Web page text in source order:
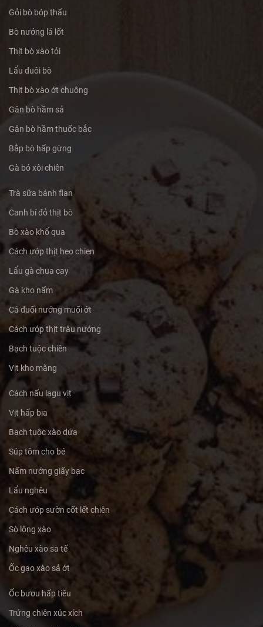
Gỏi bò bóp thấu
Bò nướng lá lốt
Thịt bò xào tỏi
Lẩu đuôi bò
Thịt bò xào ớt chuông
Gân bò hầm sả
Gân bò hầm thuốc bắc
Bắp bò hấp gừng
Gà bó xôi chiên
Trà sữa bánh flan
Canh bí đỏ thịt bò
Bò xào khổ qua
Cách ướp thịt heo chien
Lẩu gà chua cay
Gà kho nấm
Cá đuối nướng muối ớt
Cách ướp thịt trâu nướng
Bạch tuộc chiên
Vịt kho măng
Cách nấu lagu vịt
Vịt hấp bia
Bạch tuộc xào dứa
Súp tôm cho bé
Nấm nướng giấy bạc
Lẩu nghêu
Cách ướp sườn cốt lết chiên
Sò lông xào
Nghêu xào sa tế
Ốc gạo xào sả ớt
Ốc bươu hấp tiêu
Trứng chiên xúc xích